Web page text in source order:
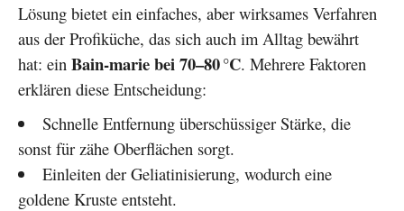
Lösung bietet ein einfaches, aber wirksames Verfahren
aus der Profiküche, das sich auch im Alltag bewährt
hat: ein Bain-marie bei 70–80 °C. Mehrere Faktoren
erklären diese Entscheidung:
Schnelle Entfernung überschüssiger Stärke, die
sonst für zähe Oberflächen sorgt.
Einleiten der Geliatinisierung, wodurch eine
goldene Kruste entsteht.